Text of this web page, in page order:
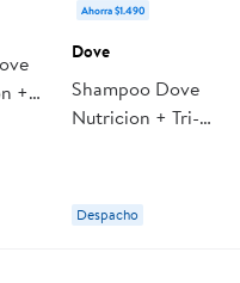
+
Ahorra $1.490
Dove
Shampoo Dove
Nutricion + Tri-
Despacho